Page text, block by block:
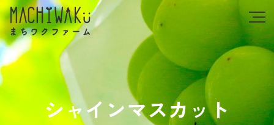
シャインマスカット